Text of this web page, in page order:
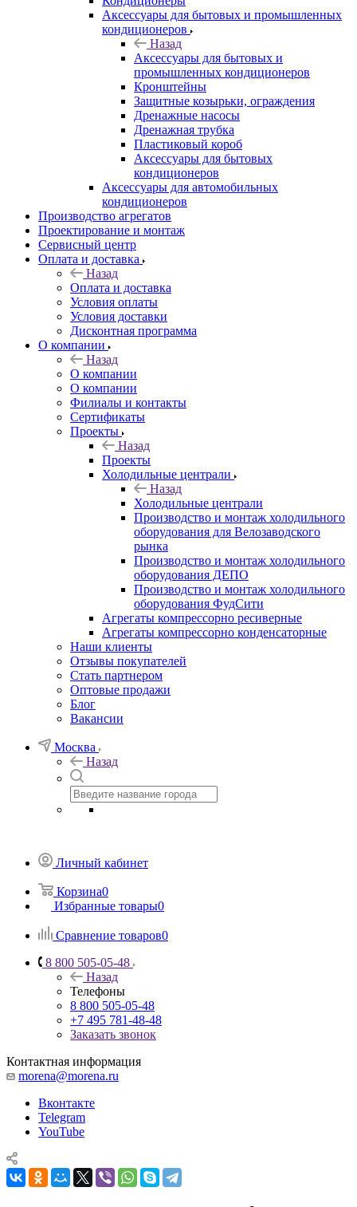
Аксессуары для бытовых и промышленных
кондиционеров
Назад
Аксессуары для бытовых и
промышленных кондиционеров
Кронштейны
Защитные козырьки, ограждения
Дренажные насосы
Дренажная трубка
Пластиковый короб
Аксессуары для бытовых
кондиционеров
Аксессуары для автомобильных
кондиционеров
Производство агрегатов
Проектирование и монтаж
Сервисный центр
Оплата и доставка
Назад
Оплата и доставка
Условия оплаты
Условия доставки
Дисконтная программа
О компании
Назад
О компании
О компании
Филиалы и контакты
Сертификаты
Проекты
Назад
Проекты
Холодильные централи
Назад
Холодильные централи
Производство и монтаж холодильного
оборудования для Велозаводского
рынка
Производство и монтаж холодильного
оборудования ДЕПО
Производство и монтаж холодильного
оборудования ФудСити
Агрегаты компрессорно ресиверные
Агрегаты компрессорно конденсаторные
Наши клиенты
Отзывы покупателей
Стать партнером
Оптовые продажи
Блог
Вакансии
Москва
Назад
Личный кабинет
Корзина0
Избранные товары0
Сравнение товаров0
8 800 505-05-48
Назад
Телефоны
8 800 505-05-48
+7 495 781-48-48
Заказать звонок
Контактная информация
morena@morena.ru
Вконтакте
Telegram
YouTube